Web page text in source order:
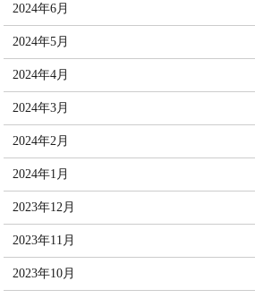
2024年6月
2024年5月
2024年4月
2024年3月
2024年2月
2024年1月
2023年12月
2023年11月
2023年10月